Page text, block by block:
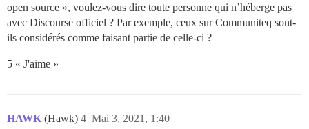
open source », voulez-vous dire toute personne qui n’héberge pas
avec Discourse officiel ? Par exemple, ceux sur Communiteq sont-
ils considérés comme faisant partie de celle-ci ?
5 « J'aime »
HAWK (Hawk) Mai 3, 2021, 1:40
4